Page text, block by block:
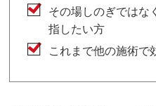
その場しのぎではな
指したい方
これまで他の施術で